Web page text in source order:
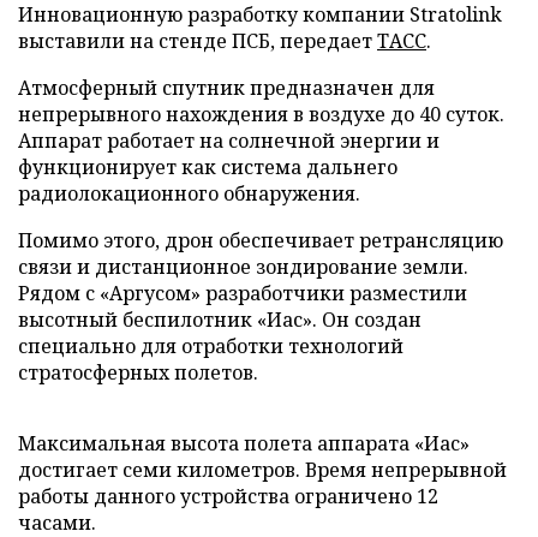
Инновационную разработку компании Stratolink
выставили на стенде ПСБ, передаетТАСС.
Атмосферный спутник предназначен для
непрерывного нахождения в воздухе до 40 суток.
Аппарат работает на солнечной энергии и
функционирует как система дальнего
радиолокационного обнаружения.
Помимо этого, дрон обеспечивает ретрансляцию
связи и дистанционное зондирование земли.
Рядом с «Аргусом» разработчики разместили
высотный беспилотник «Иас». Он создан
специально для отработки технологий
стратосферных полетов.
Максимальная высота полета аппарата «Иас»
достигает семи километров. Время непрерывной
работы данного устройства ограничено 12
часами.